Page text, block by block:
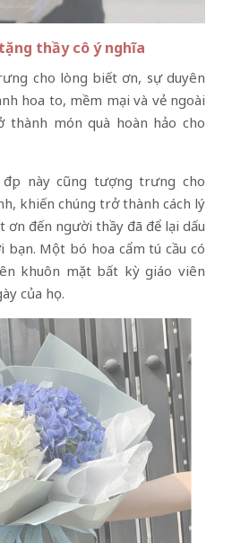
thầy cô ý nghĩa
cho lòng biết ơn, sự duyên
hoa to, mềm mại và vẻ ngoài
món quà hoàn hảo cho
này cũng tượng trưng cho
khiến chúng trở thành cách lý
đến người thầy đã để lại dấu
bạn. Một bó hoa cẩm tú cầu có
khuôn mặt bất kỳ giáo viên
của họ.